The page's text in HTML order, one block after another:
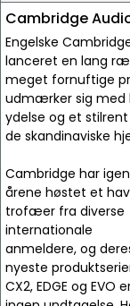
Cambridge
Engelske
lanceret en lang
meget fornuftige
udmærker sig med
ydelse og et
de skandinaviske
Cambridge har
årene høstet et
trofæer fra diverse
internationale
anmeldere, og
nyeste
CX2, EDGE og EVO